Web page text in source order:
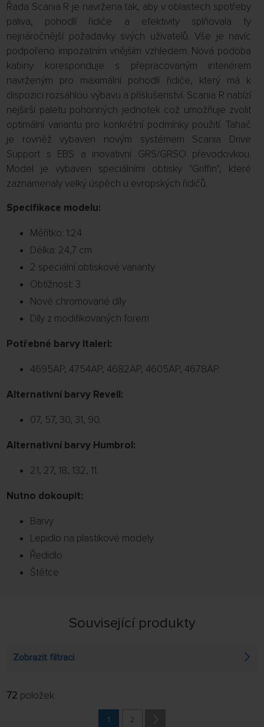
Řada Scania R je navržena tak, aby v oblastech spotřeby
paliva, pohodlí řidiče a efektivity splňovala ty
nejnáročnější požadavky svých uživatelů. Vše je navíc
podpořeno impozatním vnějším vzhledem. Nová podoba
kabiny koresponduje s přepracovaným interiérem
navrženým pro maximální pohodlí řidiče, který má k
dispozici rozsáhlou výbavu a příslušenství. Scania R nabízí
nejširší paletu pohonných jednotek což umožňuje zvolit
optimální variantu pro konkrétní podmínky použití. Tahač
je rovněž vybaven novým systémem Scania Drive
Support s EBS a inovativní GRS/GRSO převodovkou.
Model je vybaven speciálními obtisky "Griffin", které
zaznamenaly velký úspěch u evropských řidičů.
Specifikace modelu:
Měřítko: 1:24
Délka: 24,7 cm
2 speciální obtiskové varianty
Obtížnost: 3
Nové chromované díly
Díly z modifikovaných forem
Potřebné barvy Italeri:
4695AP, 4754AP, 4682AP, 4605AP, 4678AP.
Alternativní barvy Revell:
07, 57, 30, 31, 90.
Alternativní barvy Humbrol:
21, 27, 18, 132, 11.
Nutno dokoupit:
Barvy
Lepidlo na plastikové modely
Ředidlo
Štětce
Související produkty
Zobrazit filtraci
FILTROVAT:
72 položek
1 2